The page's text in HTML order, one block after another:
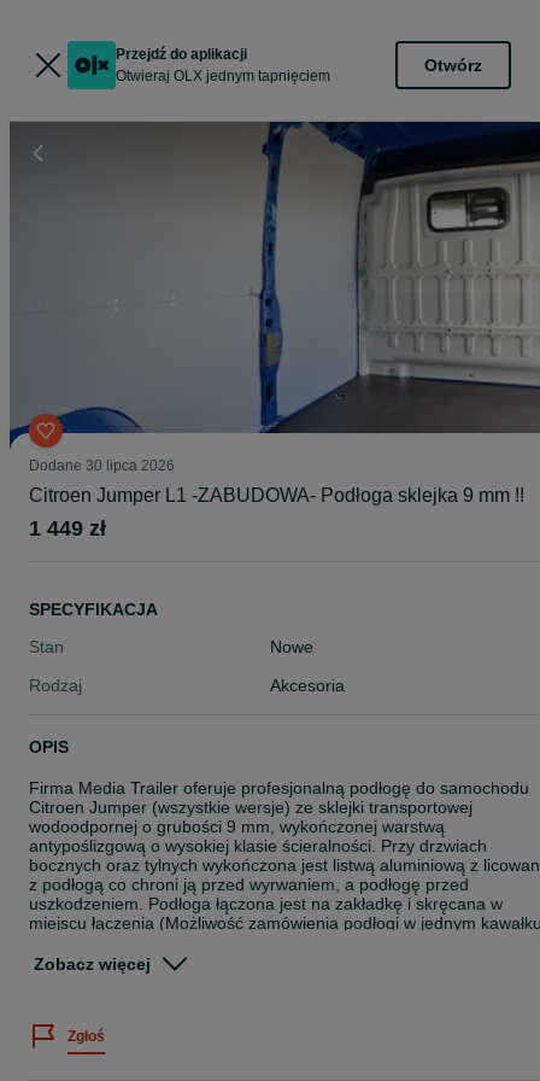
Przejdź do aplikacji
Otwieraj OLX jednym tapnięciem
Otwórz
Dodane 30 lipca 2026
Citroen Jumper L1 -ZABUDOWA- Podłoga sklejka 9 mm !!
1 449 zł
SPECYFIKACJA
Stan
Nowe
Rodzaj
Akcesoria
OPIS
Firma Media Trailer oferuje profesjonalną podłogę do samochodu
Citroen Jumper (wszystkie wersje) ze sklejki transportowej
wodoodpornej o grubości 9 mm, wykończonej warstwą
antypoślizgową o wysokiej klasie ścieralności. Przy drzwiach
bocznych oraz tylnych wykończona jest listwą aluminiową z
z podłogą co chroni ją przed wyrwaniem, a podłogę przed
uszkodzeniem. Podłoga łączona jest na zakładkę i skręcana w
miejscu łączenia (Możliwość zamówienia podłogi w jednym
dołączone
są niezbędne elementy montażowe, co sprawia, że można
Zobacz więcej
Zgłoś